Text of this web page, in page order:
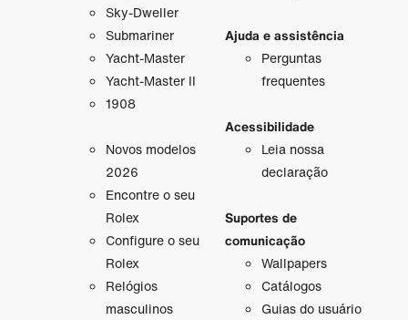
Sky-Dweller
Submariner
Yacht-Master
Yacht-Master II
1908
Novos modelos
2026
Encontre o seu
Rolex
Configure o seu
Rolex
Relógios
masculinos
Ajuda e assistência
Perguntas
frequentes
Acessibilidade
Leia nossa
declaração
Suportes de
comunicação
Wallpapers
Catálogos
Guias do usuário